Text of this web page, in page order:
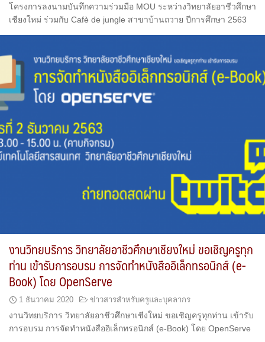
โครงการลงนามบันทึกความร่วมมือ MOU ระหว่างวิทยาลัยอาชีวศึกษา
เชียงใหม่ ร่วมกับ Cafè de jungle สาขาบ้านถวาย ปีการศึกษา 2563
งานวิทยบริการ วิทยาลัยอาชีวศึกษาเชียงใหม่ ขอเชิญครูทุก
ท่าน เข้ารับการอบรม การจัดทำหนังสืออิเล็กทรอนิกส์ (e-
Book) โดย OpenServe
1 ธันวาคม 2020 ข่าวสารสำหรับครูและบุคลากร
งานวิทยบริการ วิทยาลัยอาชีวศึกษาเชีงใหม่ ขอเชิญครูทุกท่าน เข้ารับ
การอบรม การจัดทำหนังสืออิเล็กทรอนิกส์ (e-Book) โดย OpenServe